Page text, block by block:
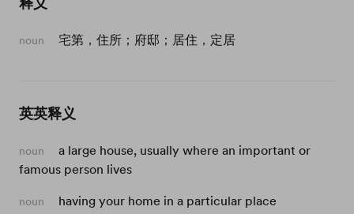
noun 宅第，住所；府邸；居住，定居
英英释义
noun
a large house, usually where an important or
famous person lives
noun having your home in a particular place